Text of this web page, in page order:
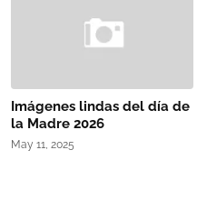
Imágenes lindas del día de
la Madre 2026
May 11, 2025